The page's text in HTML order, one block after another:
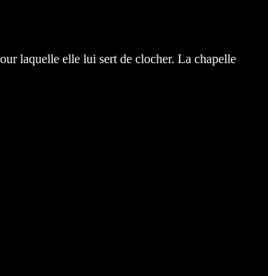
laquelle elle lui sert de clocher. La chapelle